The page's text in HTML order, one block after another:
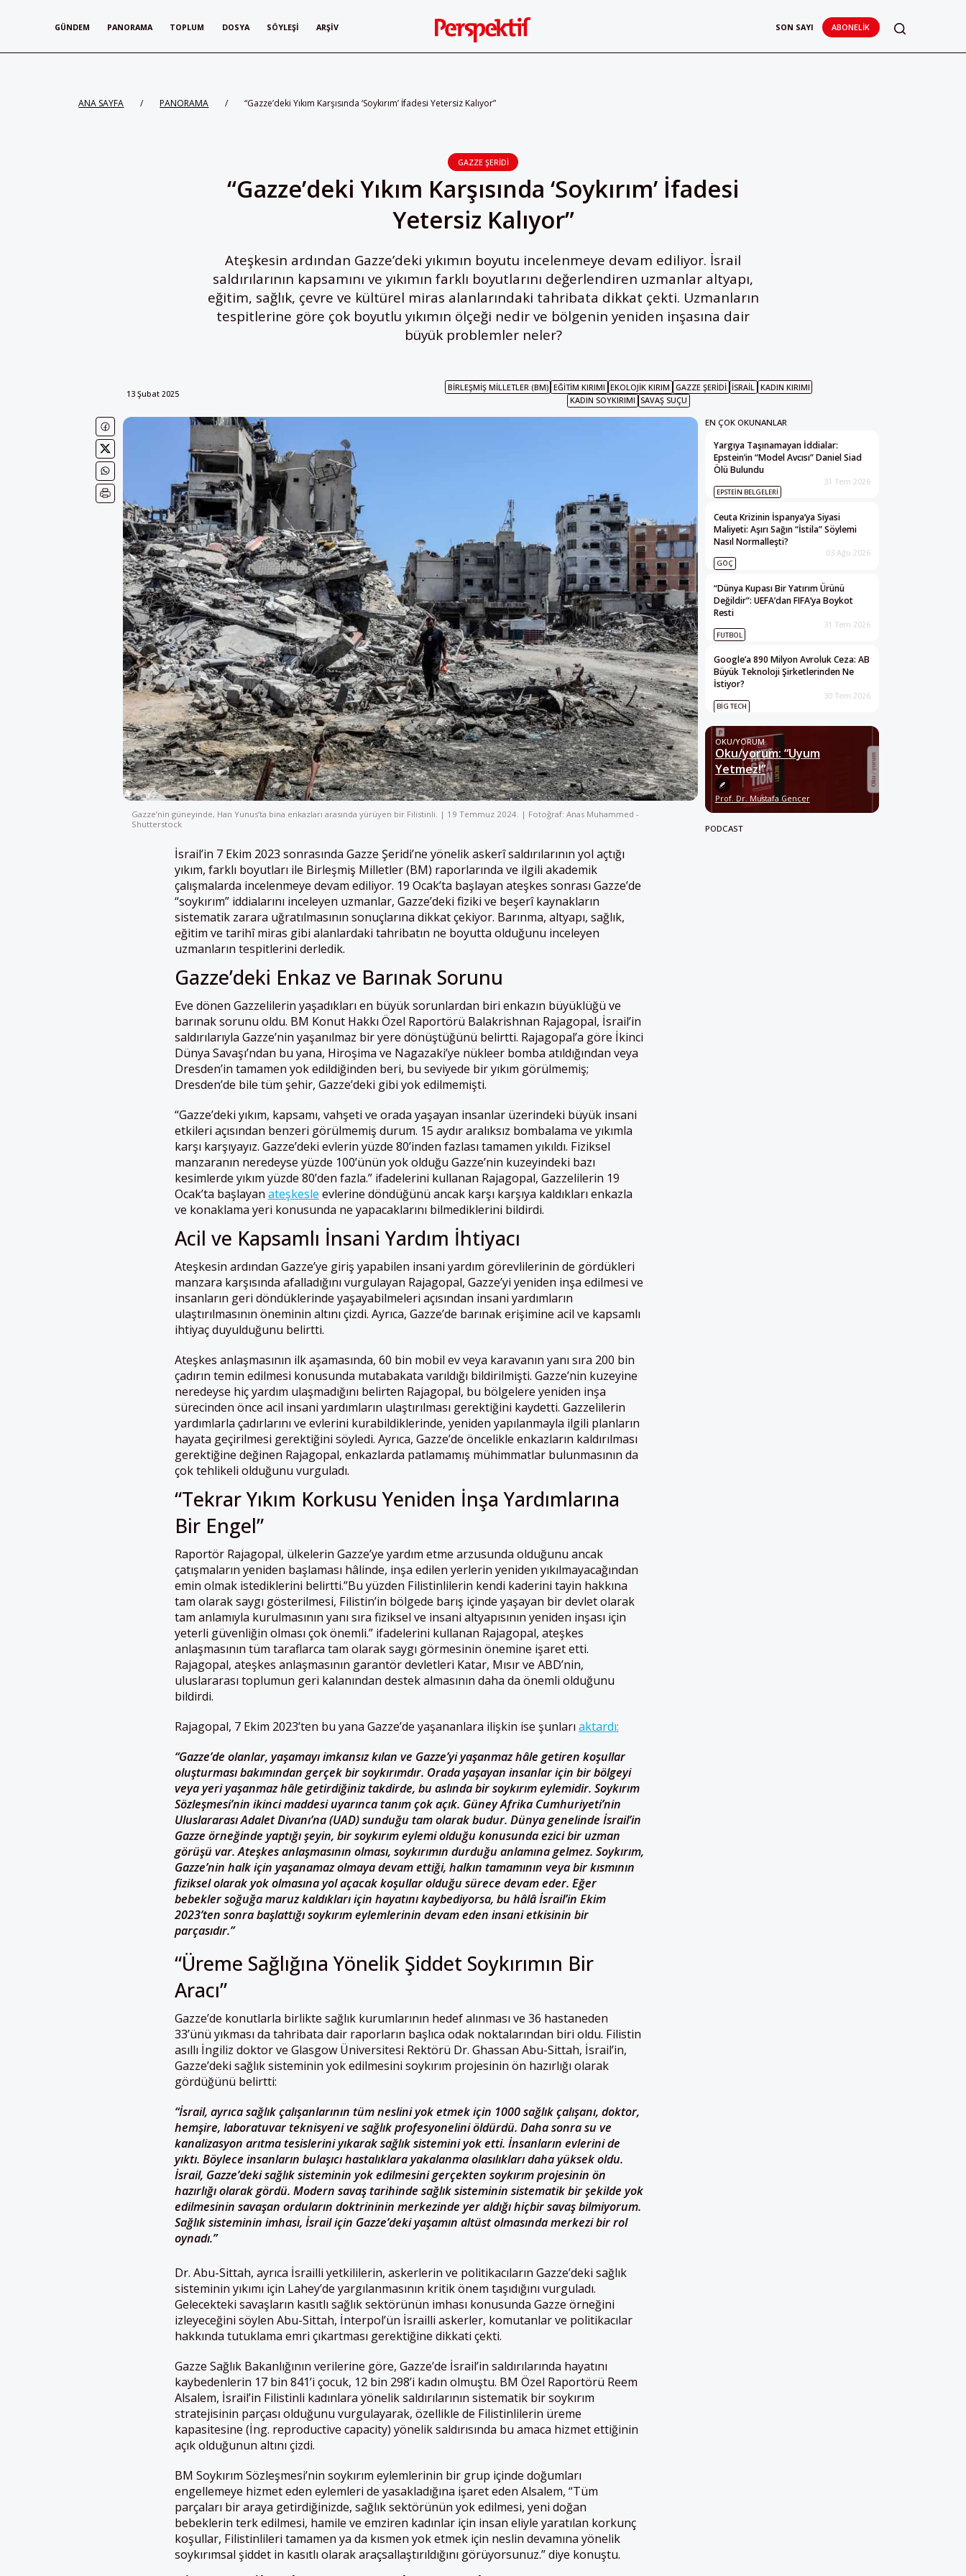
GÜNDEM PANORAMA TOPLUM DOSYA SÖYLEŞI ARŞIV SON SAYI ABONELIK
ANA SAYFA / PANORAMA / “Gazze’deki Yıkım Karşısında ‘Soykırım’ İfadesi Yetersiz Kalıyor”
GAZZE ŞERIDI
“Gazze’deki Yıkım Karşısında ‘Soykırım’ İfadesi
Yetersiz Kalıyor”
Ateşkesin ardından Gazze’deki yıkımın boyutu incelenmeye devam ediliyor. İsrail
saldırılarının kapsamını ve yıkımın farklı boyutlarını değerlendiren uzmanlar altyapı,
eğitim, sağlık, çevre ve kültürel miras alanlarındaki tahribata dikkat çekti. Uzmanların
tespitlerine göre çok boyutlu yıkımın ölçeği nedir ve bölgenin yeniden inşasına dair
büyük problemler neler?
13 Şubat 2025
BIRLEŞMIŞ MILLETLER (BM) EĞITIM KIRIMI EKOLOJIK KIRIM GAZZE ŞERIDI İSRAIL
KADIN KIRIMI
KADIN SOYKIRIMI
SAVAŞ SUÇU
Gazze’nin güneyinde, Han Yunus’ta bina enkazları arasında yürüyen bir Filistinli. | 19 Temmuz 2024. | Fotoğraf: Anas Muhammed -
Shutterstock
İsrail’in 7 Ekim 2023 sonrasında Gazze Şeridi’ne yönelik askerî saldırılarının yol açtığı
yıkım, farklı boyutları ile Birleşmiş Milletler (BM) raporlarında ve ilgili akademik
çalışmalarda incelenmeye devam ediliyor. 19 Ocak’ta başlayan ateşkes sonrası Gazze’de
“soykırım” iddialarını inceleyen uzmanlar, Gazze’deki fiziki ve beşerî kaynakların
sistematik zarara uğratılmasının sonuçlarına dikkat çekiyor. Barınma, altyapı, sağlık,
eğitim ve tarihî miras gibi alanlardaki tahribatın ne boyutta olduğunu inceleyen
uzmanların tespitlerini derledik.
Gazze’deki Enkaz ve Barınak Sorunu
Eve dönen Gazzelilerin yaşadıkları en büyük sorunlardan biri enkazın büyüklüğü ve
barınak sorunu oldu. BM Konut Hakkı Özel Raportörü Balakrishnan Rajagopal, İsrail’in
saldırılarıyla Gazze’nin yaşanılmaz bir yere dönüştüğünü belirtti. Rajagopal’a göre İkinci
Dünya Savaşı’ndan bu yana, Hiroşima ve Nagazaki’ye nükleer bomba atıldığından veya
Dresden’in tamamen yok edildiğinden beri, bu seviyede bir yıkım görülmemiş;
Dresden’de bile tüm şehir, Gazze’deki gibi yok edilmemişti.
“Gazze’deki yıkım, kapsamı, vahşeti ve orada yaşayan insanlar üzerindeki büyük insani
etkileri açısından benzeri görülmemiş durum. 15 aydır aralıksız bombalama ve yıkımla
karşı karşıyayız. Gazze’deki evlerin yüzde 80’inden fazlası tamamen yıkıldı. Fiziksel
manzaranın neredeyse yüzde 100’ünün yok olduğu Gazze’nin kuzeyindeki bazı
kesimlerde yıkım yüzde 80’den fazla.” ifadelerini kullanan Rajagopal, Gazzelilerin 19
Ocak’ta başlayan ateşkesle evlerine döndüğünü ancak karşı karşıya kaldıkları enkazla
ve konaklama yeri konusunda ne yapacaklarını bilmediklerini bildirdi.
Acil ve Kapsamlı İnsani Yardım İhtiyacı
Ateşkesin ardından Gazze’ye giriş yapabilen insani yardım görevlilerinin de gördükleri
manzara karşısında afalladığını vurgulayan Rajagopal, Gazze’yi yeniden inşa edilmesi ve
insanların geri döndüklerinde yaşayabilmeleri açısından insani yardımların
ulaştırılmasının öneminin altını çizdi. Ayrıca, Gazze’de barınak erişimine acil ve kapsamlı
ihtiyaç duyulduğunu belirtti.
Ateşkes anlaşmasının ilk aşamasında, 60 bin mobil ev veya karavanın yanı sıra 200 bin
çadırın temin edilmesi konusunda mutabakata varıldığı bildirilmişti. Gazze’nin kuzeyine
neredeyse hiç yardım ulaşmadığını belirten Rajagopal, bu bölgelere yeniden inşa
sürecinden önce acil insani yardımların ulaştırılması gerektiğini kaydetti. Gazzelilerin
yardımlarla çadırlarını ve evlerini kurabildiklerinde, yeniden yapılanmayla ilgili planların
hayata geçirilmesi gerektiğini söyledi. Ayrıca, Gazze’de öncelikle enkazların kaldırılması
gerektiğine değinen Rajagopal, enkazlarda patlamamış mühimmatlar bulunmasının da
çok tehlikeli olduğunu vurguladı.
“Tekrar Yıkım Korkusu Yeniden İnşa Yardımlarına
Bir Engel”
Raportör Rajagopal, ülkelerin Gazze’ye yardım etme arzusunda olduğunu ancak
çatışmaların yeniden başlaması hâlinde, inşa edilen yerlerin yeniden yıkılmayacağından
emin olmak istediklerini belirtti.”Bu yüzden Filistinlilerin kendi kaderini tayin hakkına
tam olarak saygı gösterilmesi, Filistin’in bölgede barış içinde yaşayan bir devlet olarak
tam anlamıyla kurulmasının yanı sıra fiziksel ve insani altyapısının yeniden inşası için
yeterli güvenliğin olması çok önemli.” ifadelerini kullanan Rajagopal, ateşkes
anlaşmasının tüm taraflarca tam olarak saygı görmesinin önemine işaret etti.
Rajagopal, ateşkes anlaşmasının garantör devletleri Katar, Mısır ve ABD’nin,
uluslararası toplumun geri kalanından destek almasının daha da önemli olduğunu
bildirdi.
Rajagopal, 7 Ekim 2023’ten bu yana Gazze’de yaşananlara ilişkin ise şunlarıaktardı:
“Gazze’de olanlar, yaşamayı imkansız kılan ve Gazze’yi yaşanmaz hâle getiren koşullar
oluşturması bakımından gerçek bir soykırımdır. Orada yaşayan insanlar için bir bölgeyi
veya yeri yaşanmaz hâle getirdiğiniz takdirde, bu aslında bir soykırım eylemidir. Soykırım
Sözleşmesi’nin ikinci maddesi uyarınca tanım çok açık. Güney Afrika Cumhuriyeti’nin
Uluslararası Adalet Divanı’na (UAD) sunduğu tam olarak budur. Dünya genelinde İsrail’in
Gazze örneğinde yaptığı şeyin, bir soykırım eylemi olduğu konusunda ezici bir uzman
görüşü var. Ateşkes anlaşmasının olması, soykırımın durduğu anlamına gelmez. Soykırım,
Gazze’nin halk için yaşanamaz olmaya devam ettiği, halkın tamamının veya bir kısmının
fiziksel olarak yok olmasına yol açacak koşullar olduğu sürece devam eder. Eğer
bebekler soğuğa maruz kaldıkları için hayatını kaybediyorsa, bu hâlâ İsrail’in Ekim
2023’ten sonra başlattığı soykırım eylemlerinin devam eden insani etkisinin bir
parçasıdır.”
“Üreme Sağlığına Yönelik Şiddet Soykırımın Bir
Aracı”
Gazze’de konutlarla birlikte sağlık kurumlarının hedef alınması ve 36 hastaneden
33’ünü yıkması da tahribata dair raporların başlıca odak noktalarından biri oldu. Filistin
asıllı İngiliz doktor ve Glasgow Üniversitesi Rektörü Dr. Ghassan Abu-Sittah, İsrail’in,
Gazze’deki sağlık sisteminin yok edilmesini soykırım projesinin ön hazırlığı olarak
gördüğünü belirtti:
“İsrail, ayrıca sağlık çalışanlarının tüm neslini yok etmek için 1000 sağlık çalışanı, doktor,
hemşire, laboratuvar teknisyeni ve sağlık profesyonelini öldürdü. Daha sonra su ve
kanalizasyon arıtma tesislerini yıkarak sağlık sistemini yok etti. İnsanların evlerini de
yıktı. Böylece insanların bulaşıcı hastalıklara yakalanma olasılıkları daha yüksek oldu.
İsrail, Gazze’deki sağlık sisteminin yok edilmesini gerçekten soykırım projesinin ön
hazırlığı olarak gördü. Modern savaş tarihinde sağlık sisteminin sistematik bir şekilde yok
edilmesinin savaşan orduların doktrininin merkezinde yer aldığı hiçbir savaş bilmiyorum.
Sağlık sisteminin imhası, İsrail için Gazze’deki yaşamın altüst olmasında merkezi bir rol
oynadı.”
Dr. Abu-Sittah, ayrıca İsrailli yetkililerin, askerlerin ve politikacıların Gazze’deki sağlık
sisteminin yıkımı için Lahey’de yargılanmasının kritik önem taşıdığını vurguladı.
Gelecekteki savaşların kasıtlı sağlık sektörünün imhası konusunda Gazze örneğini
izleyeceğini söylen Abu-Sittah, İnterpol’ün İsrailli askerler, komutanlar ve politikacılar
hakkında tutuklama emri çıkartması gerektiğine dikkati çekti.
Gazze Sağlık Bakanlığının verilerine göre, Gazze’de İsrail’in saldırılarında hayatını
kaybedenlerin 17 bin 841’i çocuk, 12 bin 298’i kadın olmuştu. BM Özel Raportörü Reem
Alsalem, İsrail’in Filistinli kadınlara yönelik saldırılarının sistematik bir soykırım
stratejisinin parçası olduğunu vurgulayarak, özellikle de Filistinlilerin üreme
kapasitesine (İng. reproductive capacity) yönelik saldırısında bu amaca hizmet ettiğinin
açık olduğunun altını çizdi.
BM Soykırım Sözleşmesi’nin soykırım eylemlerinin bir grup içinde doğumları
engellemeye hizmet eden eylemleri de yasakladığına işaret eden Alsalem, “Tüm
parçaları bir araya getirdiğinizde, sağlık sektörünün yok edilmesi, yeni doğan
bebeklerin terk edilmesi, hamile ve emziren kadınlar için insan eliyle yaratılan korkunç
koşullar, Filistinlileri tamamen ya da kısmen yok etmek için neslin devamına yönelik
soykırımsal şiddet in kasıtlı olarak araçsallaştırıldığını görüyorsunuz.” diye konuştu.
EN ÇOK OKUNANLAR
Yargıya Taşınamayan İddialar:
Epstein’in “Model Avcısı” Daniel Siad
Ölü Bulundu
EPSTEIN BELGELERI
31 Tem 2026
Ceuta Krizinin İspanya’ya Siyasi
Maliyeti: Aşırı Sağın “İstila” Söylemi
Nasıl Normalleşti?
GÖÇ
03 Ağu 2026
“Dünya Kupası Bir Yatırım Ürünü
Değildir”: UEFA’dan FIFA’ya Boykot
Resti
FUTBOL
31 Tem 2026
Google’a 890 Milyon Avroluk Ceza: AB
Büyük Teknoloji Şirketlerinden Ne
İstiyor?
BIG TECH
30 Tem 2026
OKU/YORUM
Oku/yorum: “Uyum
Yetmez!”
Prof. Dr. Mustafa Gencer
PODCAST